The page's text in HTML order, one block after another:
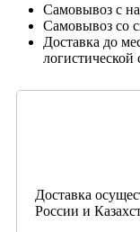
Самовывоз с
Самовывоз со
Доставка до
Доставка
России и